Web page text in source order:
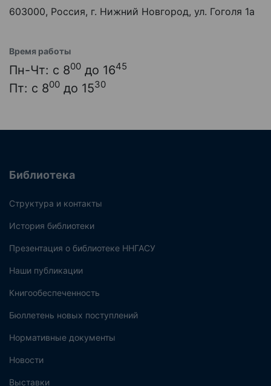
603000, Россия, г. Нижний Новгород, ул. Гоголя 1а
Время работы
Пн-Чт: с 800 до 1645
Пт: с 800 до 1530
Библиотека
Структура и контакты
История библиотеки
Презентация о библиотеке ННГАСУ
Наши публикации
Книгообеспеченность
Бюллетень новых поступлений
Нормативные документы
Новости
Выставки